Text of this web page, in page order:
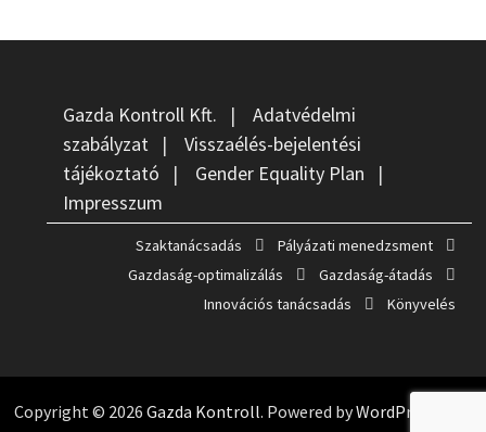
Gazda Kontroll Kft. | Adatvédelmi
szabályzat| Visszaélés-bejelentési
tájékoztató | Gender Equality Plan |
Impresszum
Szaktanácsadás
Pályázati menedzsment
Gazdaság-optimalizálás
Gazdaság-átadás
Innovációs tanácsadás
Könyvelés
Copyright © 2026 Gazda Kontroll. Powered byWordPress